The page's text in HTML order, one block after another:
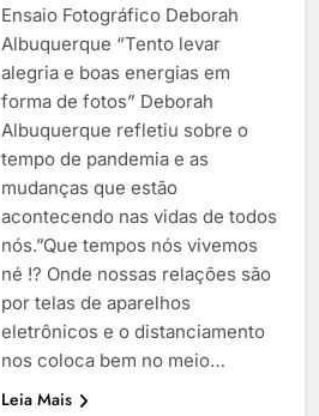
Ensaio Fotográfico Deborah
Albuquerque “Tento levar
alegria e boas energias em
forma de fotos” Deborah
Albuquerque refletiu sobre o
tempo de pandemia e as
mudanças que estão
acontecendo nas vidas de todos
nós.”Que tempos nós vivemos
né !? Onde nossas relações são
por telas de aparelhos
eletrônicos e o distanciamento
nos coloca bem no meio…
Leia Mais